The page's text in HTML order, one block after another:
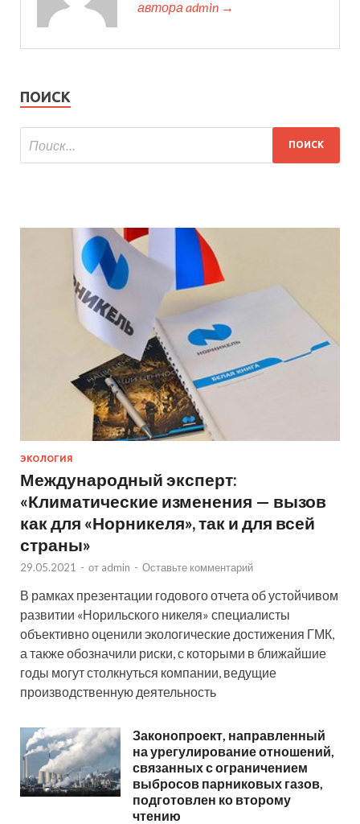
автора admin →
ПОИСК
ЭКОЛОГИЯ
Международный эксперт:
«Климатические изменения — вызов
как для «Норникеля», так и для всей
страны»
29.05.2021 - от admin - Оставьте комментарий
В рамках презентации годового отчета об устойчивом
развитии «Норильского никеля» специалисты
объективно оценили экологические достижения ГМК,
а также обозначили риски, с которыми в ближайшие
годы могут столкнуться компании, ведущие
производственную деятельность
Законопроект, направленный
на урегулирование отношений,
связанных с ограничением
выбросов парниковых газов,
подготовлен ко второму
чтению